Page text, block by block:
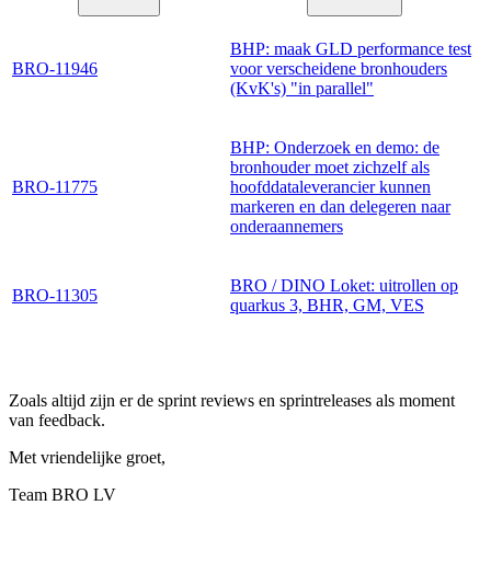
BRO-11946
BHP: maak GLD performance test
voor verscheidene bronhouders
(KvK's) "in parallel"
BRO-11775
BHP: Onderzoek en demo: de
bronhouder moet zichzelf als
hoofddataleverancier kunnen
markeren en dan delegeren naar
onderaannemers
BRO-11305
BRO / DINO Loket: uitrollen op
quarkus 3, BHR, GM, VES
Zoals altijd zijn er de sprint reviews en sprintreleases als moment
van feedback.
Met vriendelijke groet,
Team BRO LV